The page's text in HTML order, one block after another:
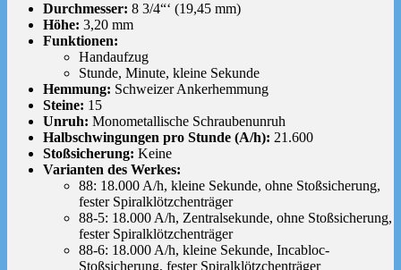
Durchmesser: 8 3/4“‘ (19,45 mm)
Höhe: 3,20 mm
Funktionen:
Handaufzug
Stunde, Minute, kleine Sekunde
Hemmung: Schweizer Ankerhemmung
Steine: 15
Unruh: Monometallische Schraubenunruh
Halbschwingungen pro Stunde (A/h): 21.600
Stoßsicherung: Keine
Varianten des Werkes:
88: 18.000 A/h, kleine Sekunde, ohne Stoßsicherung,
fester Spiralklötzchenträger
88-5: 18.000 A/h, Zentralsekunde, ohne Stoßsicherung,
fester Spiralklötzchenträger
88-6: 18.000 A/h, kleine Sekunde, Incabloc-
Stoßsicherung, fester Spiralklötzchenträger